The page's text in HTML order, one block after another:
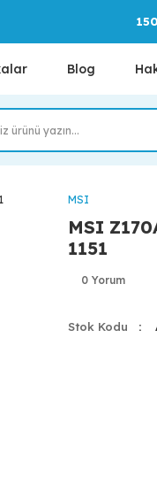
Blog
MSI
MSI
1151
0 Yorum
Stok Kodu